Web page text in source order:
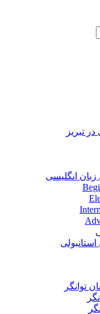
تبریز
انگلیسی
توانگر